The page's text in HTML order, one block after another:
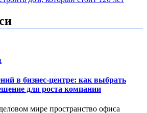
в бизнес‑центре: как выбрать
для роста компании
мире пространство офиса